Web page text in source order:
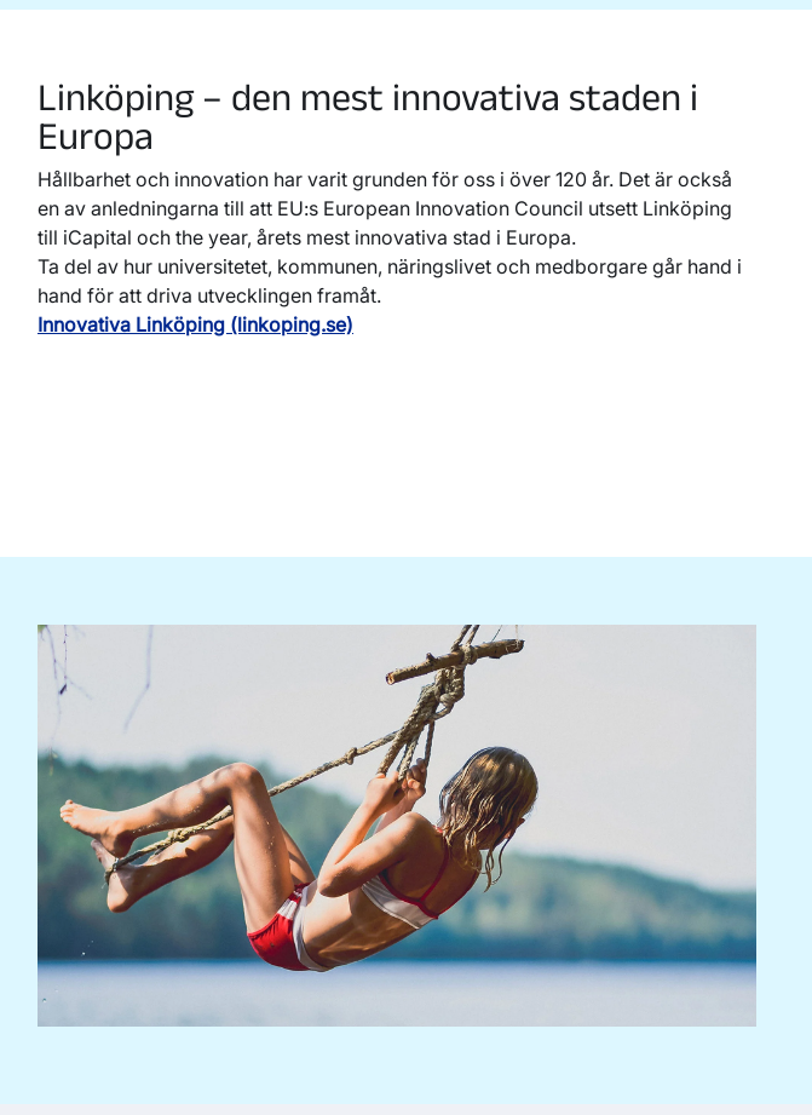
Linköping – den mest innovativa staden i
Europa
Hållbarhet och innovation har varit grunden för oss i över 120 år. Det är också
en av anledningarna till att EU:s European Innovation Council utsett Linköping
till iCapital och the year, årets mest innovativa stad i Europa.
Ta del av hur universitetet, kommunen, näringslivet och medborgare går hand i
hand för att driva utvecklingen framåt.
Innovativa Linköping (linkoping.se)